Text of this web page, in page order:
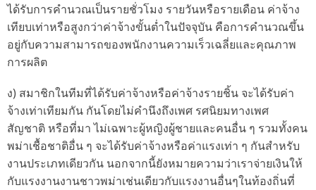
ได้รับการคำนวณเป็นรายชั่วโมง รายวันหรือรายเดือน ค่าจ้าง
เทียบเท่าหรือสูงกว่าค่าจ้างขั้นต่ำในปัจจุบัน คือการคำนวณขึ้น
อยู่กับความสามารถของพนักงานความเร็วเฉลี่ยและคุณภาพ
การผลิต
ง) สมาชิกในทีมที่ได้รับค่าจ้างหรือค่าจ้างรายชิ้น จะได้รับค่า
จ้างเท่าเทียมกัน กันโดยไม่คำนึงถึงเพศ รศนิยมทางเพศ
สัญชาติ หรือที่มา ไม่เฉพาะผู้หญิงผู้ชายและคนอื่น ๆ รวมทั้งคน
พม่าเชื้อชาติอื่น ๆ จะได้รับค่าจ้างหรือค่าแรงเท่า ๆ กันสำหรับ
งานประเภทเดียวกัน นอกจากนี้ยังหมายความว่าเราจ่ายเงินให้
กับแรงงานงานชาวพม่าเช่นเดียวกับแรงงานอื่นๆในท้องถิ่นที่